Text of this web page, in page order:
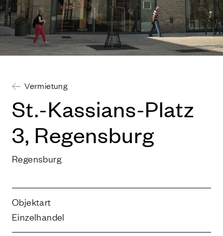
Vermietung
St.-Kassians-Platz
3, Regensburg
Regensburg
Objektart
Einzelhandel